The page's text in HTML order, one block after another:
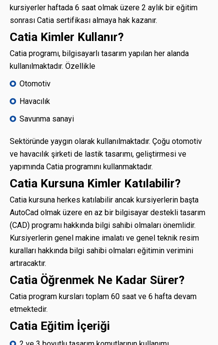
kursiyerler haftada 6 saat olmak üzere 2 aylık bir eğitim
sonrası Catia sertifikası almaya hak kazanır.
Catia Kimler Kullanır?
Catia programı, bilgisayarlı tasarım yapılan her alanda
kullanılmaktadır. Özellikle
Otomotiv
Havacılık
Savunma sanayi
Sektöründe yaygın olarak kullanılmaktadır. Çoğu otomotiv
ve havacılık şirketi de lastik tasarımı, geliştirmesi ve
yapımında Catia programını kullanmaktadır.
Catia Kursuna Kimler Katılabilir?
Catia kursuna herkes katılabilir ancak kursiyerlerin başta
AutoCad olmak üzere en az bir bilgisayar destekli tasarım
(CAD) programı hakkında bilgi sahibi olmaları önemlidir.
Kursiyerlerin genel makine imalatı ve genel teknik resim
kuralları hakkında bilgi sahibi olmaları eğitimin verimini
artıracaktır.
Catia Öğrenmek Ne Kadar Sürer?
Catia program kursları toplam 60 saat ve 6 hafta devam
etmektedir.
Catia Eğitim İçeriği